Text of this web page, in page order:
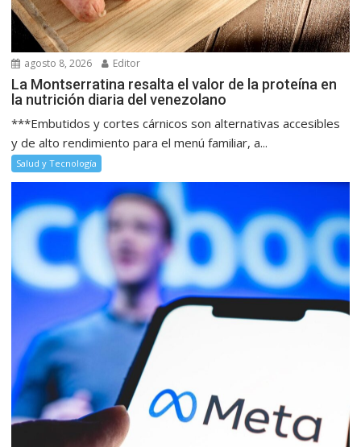
agosto 8, 2026 Editor
La Montserratina resalta el valor de la proteína en
la nutrición diaria del venezolano
***Embutidos y cortes cárnicos son alternativas accesibles
y de alto rendimiento para el menú familiar, a...
Salud y Tecnología